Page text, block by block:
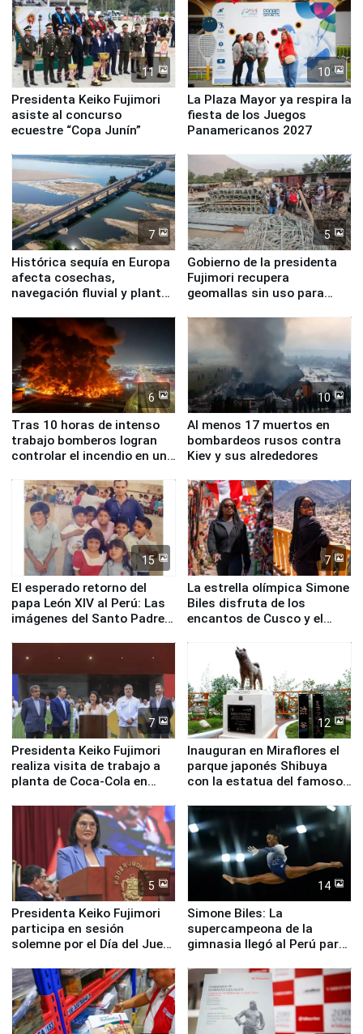
11
Presidenta Keiko Fujimori
asiste al concurso
ecuestre “Copa Junín”
10
La Plaza Mayor ya respira la
fiesta de los Juegos
Panamericanos 2027
7
Histórica sequía en Europa
afecta cosechas,
navegación fluvial y plantas
5
Gobierno de la presidenta
Fujimori recupera
geomallas sin uso para
Fenómeno El Niño
6
Tras 10 horas de intenso
trabajo bomberos logran
controlar el incendio en una
de Chile
10
Al menos 17 muertos en
bombardeos rusos contra
Kiev y sus alrededores
15
El esperado retorno del
papa León XIV al Perú: Las
imágenes del Santo Padre
7
La estrella olímpica Simone
Biles disfruta de los
encantos de Cusco y el
7
Presidenta Keiko Fujimori
realiza visita de trabajo a
planta de Coca-Cola en
12
Inauguran en Miraflores el
parque japonés Shibuya
con la estatua del famoso
5
Presidenta Keiko Fujimori
participa en sesión
solemne por el Día del Juez
14
Simone Biles: La
supercampeona de la
gimnasia llegó al Perú para
Panamericanos Lima 2027